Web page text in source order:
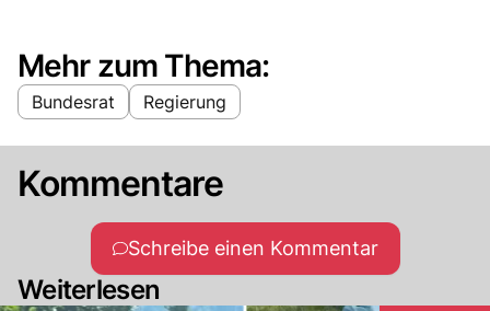
Mehr zum Thema:
Bundesrat Regierung
Kommentare
Schreibe einen Kommentar
Weiterlesen